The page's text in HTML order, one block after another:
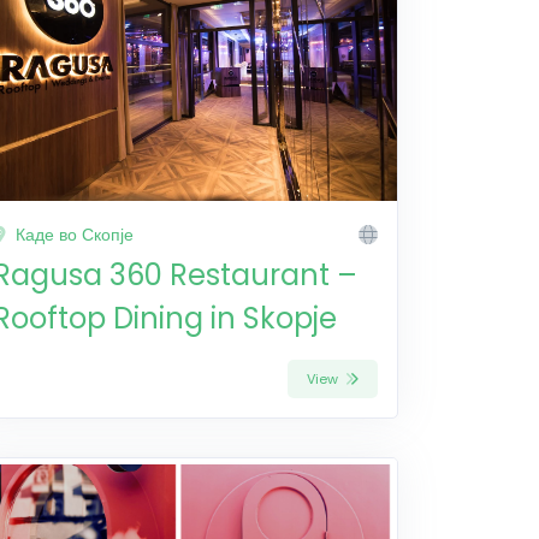
Каде во Скопје
360 Restaurant –
Dining in Skopje
View